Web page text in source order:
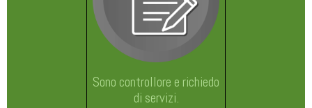
Sono controllore e richiedo
di servizi.